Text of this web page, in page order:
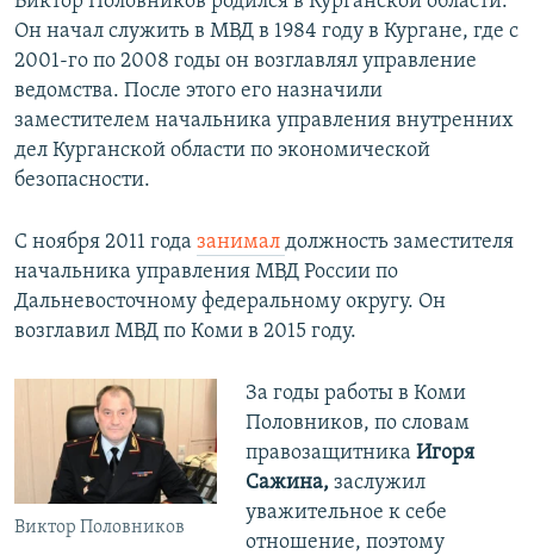
Он начал служить в МВД в 1984 году в Кургане, где с
2001-го по 2008 годы он возглавлял управление
ведомства. После этого его назначили
заместителем начальника управления внутренних
дел Курганской области по экономической
безопасности.
С ноября 2011 года занимал должность заместителя
начальника управления МВД России по
Дальневосточному федеральному округу. Он
возглавил МВД по Коми в 2015 году.
Виктор Половников
За годы работы в Коми
Половников, по словам
правозащитника Игоря
Сажина, заслужил
уважительное к себе
отношение, поэтому